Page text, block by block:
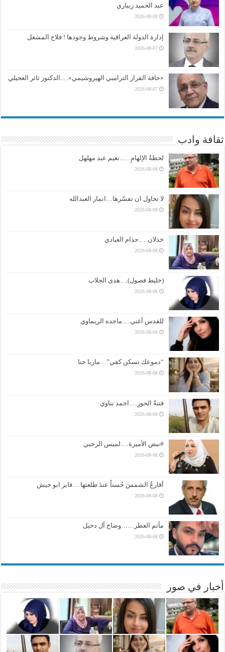
عبد الحميد زيباري
2026-08-08
إدارة الدولة العراقية وشروط وجودها ! فلاح المشعل
2026-08-07
«حافة القرار الترامبي الهيروشيمي»….الدكتور ثائر العجيلي
2026-08-07
ثقافة وادب
لحظةُ الإلهامِ …..نعيم عبد مهلهل
2026-08-08
لا تحاول ان تفسّرها…انمار العبدالله
2026-08-08
خذلان .. ..حذام العبادي
2026-08-08
(خليط فصول).. ..هدى الجلاب
2026-08-08
للقدس أغني….ماجده الريماوي
2026-08-08
“دموعك تسكن كفي”…ماريا حنا
2026-08-08
فتنةُ الحورِ….احمد نناوي
2026-08-08
#نبض الأميرة….لميس الرحبي
2026-08-08
أقارعُ الشمسَ حُسناً عندَ طلعتها….فايز ابو جيش
2026-08-08
مأتم العطر……وضاح آل دخيل
2026-08-08
أخبار في صور